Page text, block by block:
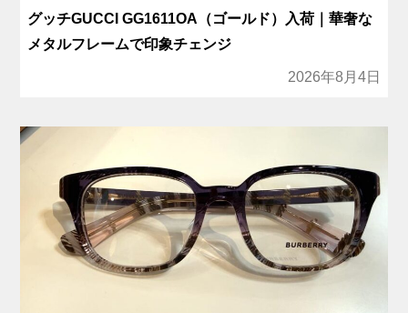
グッチGUCCI GG1611OA（ゴールド）入荷｜華奢な
メタルフレームで印象チェンジ
2026年8月4日